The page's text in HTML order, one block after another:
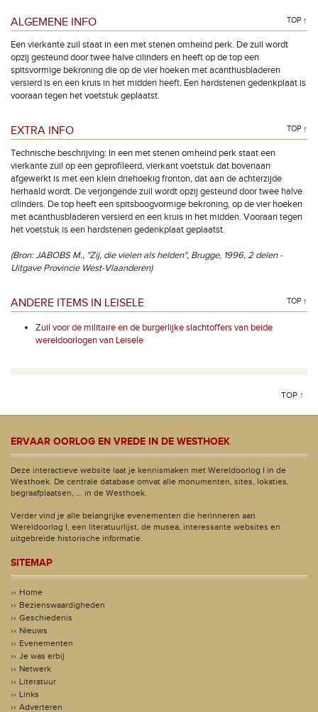
ALGEMENE INFO TOP ↑
Een vierkante zuil staat in een met stenen omheind perk. De zuil wordt
opzij gesteund door twee halve cilinders en heeft op de top een
spitsvormige bekroning die op de vier hoeken met acanthusbladeren
versierd is en een kruis in het midden heeft. Een hardstenen gedenkplaat is
vooraan tegen het voetstuk geplaatst.
EXTRA INFO TOP ↑
Technische beschrijving: In een met stenen omheind perk staat een
vierkante zuil op een geprofileerd, vierkant voetstuk dat bovenaan
afgewerkt is met een klein driehoekig fronton, dat aan de achterzijde
herhaald wordt. De verjongende zuil wordt opzij gesteund door twee halve
cilinders. De top heeft een spitsboogvormige bekroning, op de vier hoeken
met acanthusbladeren versierd en een kruis in het midden. Vooraan tegen
het voetstuk is een hardstenen gedenkplaat geplaatst.
(Bron: JABOBS M., "Zij, die vielen als helden", Brugge, 1996, 2 delen -
Uitgave Provincie West-Vlaanderen)
ANDERE ITEMS IN LEISELE TOP ↑
Zuil voor de militaire en de burgerlijke slachtoffers van beide
wereldoorlogen van Leisele
TOP ↑
ERVAAR OORLOG EN VREDE IN DE WESTHOEK
Deze interactieve website laat je kennismaken met Wereldoorlog I in de
Westhoek. De centrale database omvat alle monumenten, sites, lokaties,
begraafplaatsen, ... in de Westhoek.
Verder vind je alle belangrijke evenementen die herinneren aan
Wereldoorlog I, een literatuurlijst, de musea, interessante websites en
uitgebreide historische informatie.
SITEMAP
Home
Bezienswaardigheden
Geschiedenis
Nieuws
Evenementen
Je was erbij
Netwerk
Literatuur
Links
Adverteren